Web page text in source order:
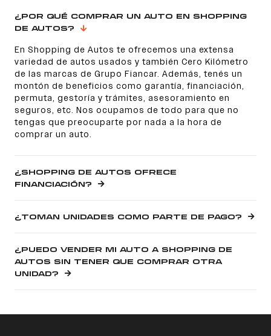
¿POR QUÉ COMPRAR UN AUTO EN SHOPPING
DE AUTOS?
En Shopping de Autos te ofrecemos una extensa
variedad de autos usados y también Cero Kilómetro
de las marcas de Grupo Fiancar. Además, tenés un
montón de beneficios como garantía, financiación,
permuta, gestoría y trámites, asesoramiento en
seguros, etc. Nos ocupamos de todo para que no
tengas que preocuparte por nada a la hora de
comprar un auto.
¿SHOPPING DE AUTOS OFRECE
FINANCIACIÓN?
¿TOMAN UNIDADES COMO PARTE DE PAGO?
¿PUEDO VENDER MI AUTO A SHOPPING DE
AUTOS SIN TENER QUE COMPRAR OTRA
UNIDAD?